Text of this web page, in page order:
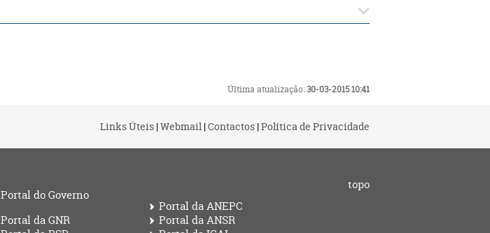
Última atualização:30-03-2015 10:41
Links Úteis |Webmail |Contactos |Política de Privacidade
Portal do Governo
Portal da GNR
Portal da ANEPC
Portal da ANSR
topo